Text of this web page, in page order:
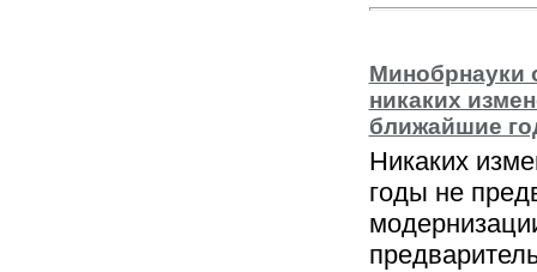
Минобрнауки
никаких
ближайшие
Никаких
годы не